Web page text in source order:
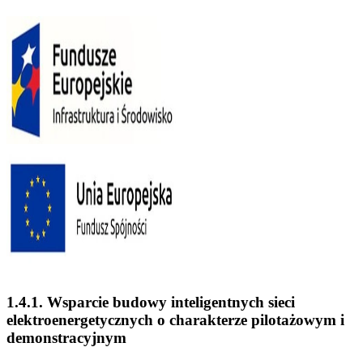
1.4.1. Wsparcie budowy inteligentnych sieci
elektroenergetycznych o charakterze pilotażowym i
demonstracyjnym